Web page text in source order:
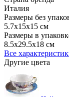
Италия
Размеры без
5.7x15x15 см
Размеры в
8.5x29.5x18 см
Все
Другие цвета